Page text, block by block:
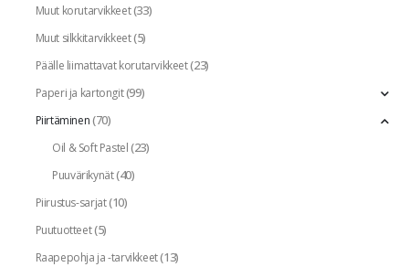
Muut korutarvikkeet(33)
Muut silkkitarvikkeet(5)
Päälle liimattavat korutarvikkeet(23)
Paperi ja kartongit(99)
Piirtäminen(70)
Oil & Soft Pastel(23)
Puuvärikynät(40)
Piirustus-sarjat(10)
Puutuotteet(5)
Raapepohja ja -tarvikkeet(13)